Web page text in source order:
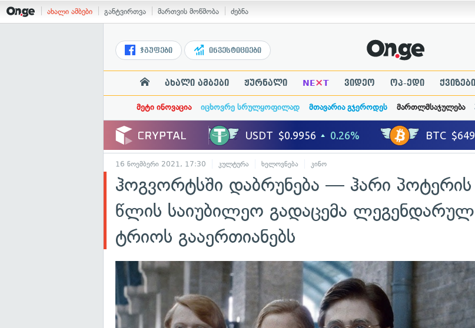
ახალი ამბები განტვირთვა მართვის მოწმობა ძებნა
ჯგუფები ინვესტიციები
ახალი ამბები ჟურნალი NE×T ვიდეო ოპ-ედი ქვიზები
მეტი ინოვაცია იცხოვრე სრულყოფილად მთავარია გჯეროდეს მართლმსაჯულება
16 ნოემბერი 2021, 17:30 კულტურა ხელოვნება კინო
ჰოგვორტსში დაბრუნება — ჰარი
წლის საიუბილეო გადაცემა ლეგენდარულ
ტრიოს გააერთიანებს